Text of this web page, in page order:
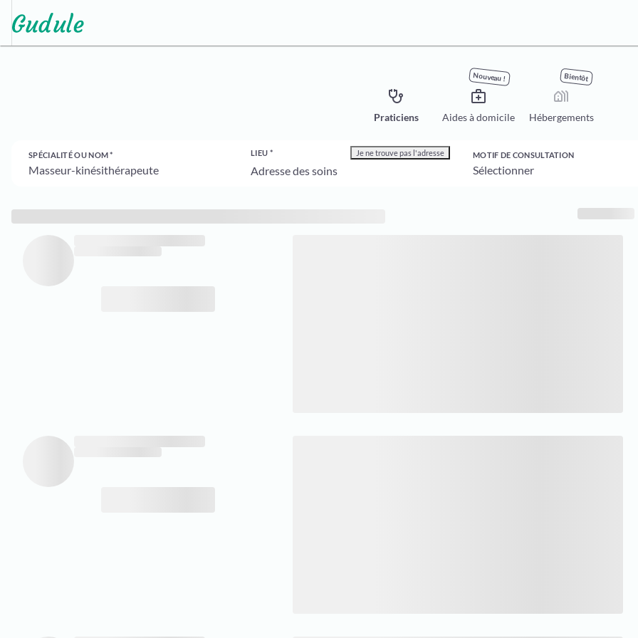
stethoscope
Praticiens
Nouveau !
medical_services
Aides à domicile
Bientôt
holiday_village
Hébergements
SPÉCIALITÉ OU NOM LIEU Je ne trouve pas l'adresse MOTIF DE CONSULTATION